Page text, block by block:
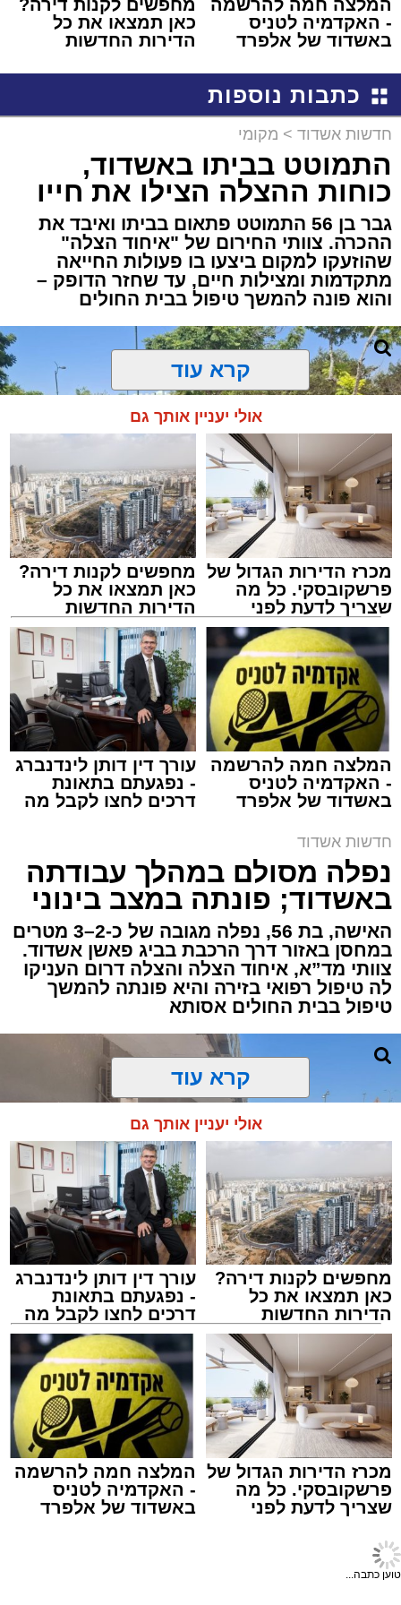
המלצה חמה להרשמה
- האקדמיה לטניס
באשדוד של אלפרד
מחפשים לקנות דירה?
כאן תמצאו את כל
הדירות החדשות
כתבות נוספות
חדשות אשדוד > מקומי
התמוטט בביתו באשדוד,
כוחות ההצלה הצילו את חייו
גבר בן 56 התמוטט פתאום בביתו ואיבד את
ההכרה. צוותי החירום של "איחוד הצלה"
שהוזעקו למקום ביצעו בו פעולות החייאה
מתקדמות ומצילות חיים, עד שחזר הדופק –
והוא פונה להמשך טיפול בבית החולים
צילום: דוברות איחוד הצלה
מערכת האתר / 15:39 07.08.26
איחוד הצלה הצלה
אירוע דרמטי הסתיים בנס רפואי באשדוד, לאחר
שגבר בן 56 התמוטט בביתו שבאחד הרחובות
ברובע י"א בעיר, כתוצאה מאירוע פתאומי שגרם
להפסקת פעילות ליבו.
למקום הוזעקו מיד צוותי רפואה ומתנדבים של
ארגון "איחוד הצלה". החובשים והפרמדיקים
הכרה, ופתחו מיידית בפעולות החייאה מתקדמות,
הכוללות עיסויי לב ושימוש במפעם (דפיברילטור).
בזכות התושייה והפעילות המהירה והמקצועית של
הצוותים בשטח, ליבו של הגבר שב לפעום.
לאחר ייצוב מצבו הראשוני, הוא פונה באמבולנס
לבית חולים להמשך קבלת טיפול רפואי כשמצבו
מוגדר יציב.
מעוניינים להגיב? לדווח ? צרו איתנו קשר במייל -
ASHDODS@ISNET.CO.IL
קרא עוד
אולי יעניין אותך גם
מכרז הדירות הגדול של
פרשקובסקי. כל מה
שצריך לדעת לפני
שמגישים הצעה לדירה
באשדוד
מחפשים לקנות דירה?
כאן תמצאו את כל
הדירות החדשות
למכירה באשדוד >>>
המלצה חמה להרשמה
- האקדמיה לטניס
באשדוד של אלפרד
עורך דין דותן לינדנברג
- נפגעתם בתאונת
דרכים לחצו לקבל מה
חדשות אשדוד
נפלה מסולם במהלך עבודתה
באשדוד; פונתה במצב בינוני
האישה, בת 56, נפלה מגובה של כ-2–3 מטרים
במחסן באזור דרך הרכבת בביג פאשן אשדוד.
צוותי מד”א, איחוד הצלה והצלה דרום העניקו
לה טיפול רפואי בזירה והיא פונתה להמשך
טיפול בבית החולים אסותא
צילום: דוברות איחוד הצלה
עופר אשטוקר / 15:32 07.08.26
תאונת עבודה באשדוד
קרא עוד
אולי יעניין אותך גם
מחפשים לקנות דירה?
כאן תמצאו את כל
הדירות החדשות
למכירה באשדוד >>>
עורך דין דותן לינדנברג
- נפגעתם בתאונת
דרכים לחצו לקבל מה
שמגיע לכם
מכרז הדירות הגדול של
פרשקובסקי. כל מה
שצריך לדעת לפני
באשדוד
המלצה חמה להרשמה
- האקדמיה לטניס
באשדוד של אלפרד
חדשות אשדוד
צפו ברגעי האימה: הנהג